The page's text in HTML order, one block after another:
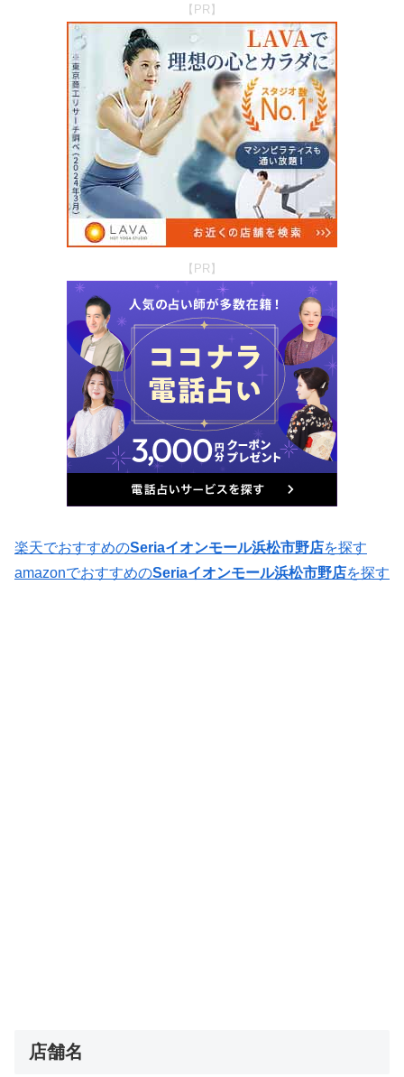
【PR】
【PR】
楽天でおすすめのSeriaイオンモール浜松市野店を探す
amazonでおすすめのSeriaイオンモール浜松市野店を探す
店舗名